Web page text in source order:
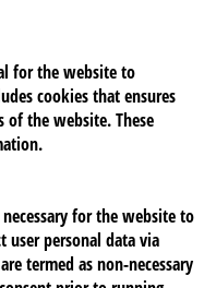
for the website to
cookies that ensures
of the website. These
for the website to
user personal data via
termed as non-necessary